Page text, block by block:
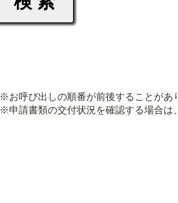
※お呼び出しの順番が前後することがあ
※申請書類の交付状況を確認する場合は、